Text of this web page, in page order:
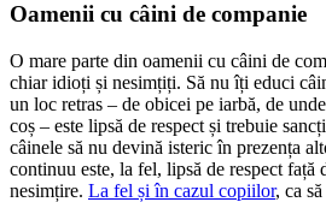
Oamenii cu câini de companie
O mare parte din oamenii cu câini de
chiar idioți și nesimțiți. Să nu îți educi
un loc retras – de obicei pe iarbă, de
coș – este lipsă de respect și trebuie
câinele să nu devină isteric în prezența
continuu este, la fel, lipsă de respect față
nesimțire. La fel și în cazul copiilor, ca